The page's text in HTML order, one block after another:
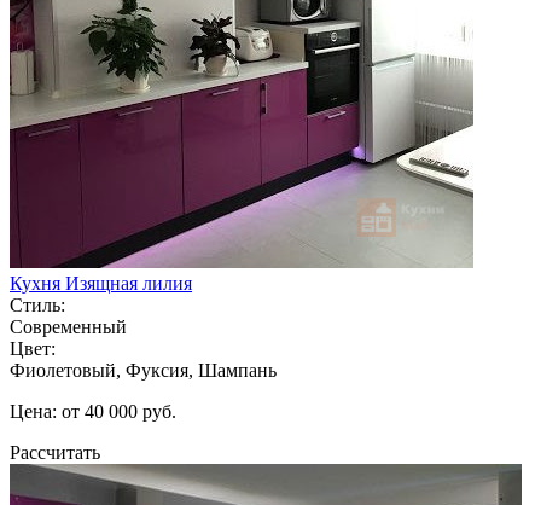
Кухня Изящная лилия
Стиль:
Современный
Цвет:
Фиолетовый, Фуксия, Шампань
Цена: от 40 000 руб.
Рассчитать